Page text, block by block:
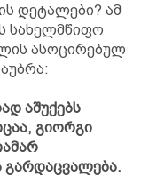
დეტალები? ამ
სახელმწიფო
ასოცირებულ
აშუქებს
გიორგი
გარდაცვალება.